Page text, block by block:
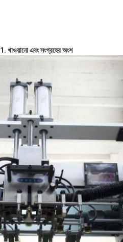
1. খাওয়ানো এবং সংগ্রহের অংশ